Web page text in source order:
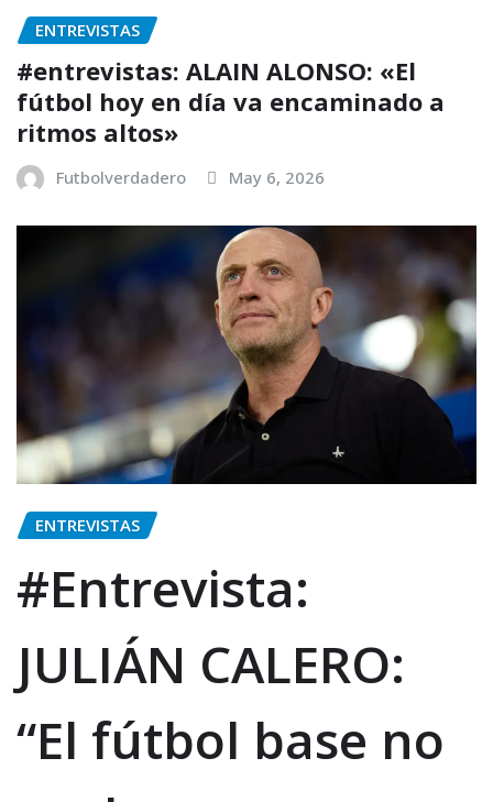
ENTREVISTAS
#entrevistas: ALAIN ALONSO: «El
fútbol hoy en día va encaminado a
ritmos altos»
Futbolverdadero May 6, 2026
ENTREVISTAS
#Entrevista:
JULIÁN CALERO:
“El fútbol base no